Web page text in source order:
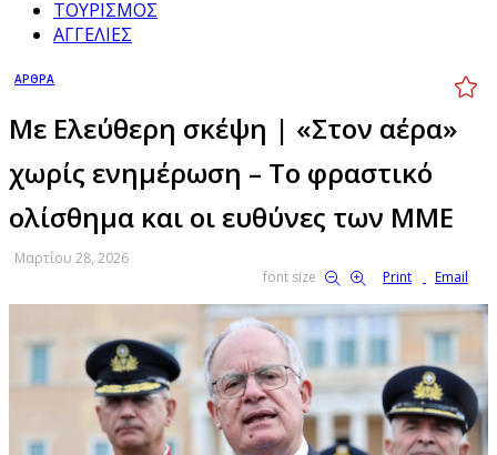
ΤΟΥΡΙΣΜΟΣ
ΑΓΓΕΛΙΕΣ
ΑΡΘΡΑ
Με Ελεύθερη σκέψη | «Στον αέρα»
χωρίς ενημέρωση – Το φραστικό
ολίσθημα και οι ευθύνες των ΜΜΕ
Μαρτίου 28, 2026
font size
Print Email